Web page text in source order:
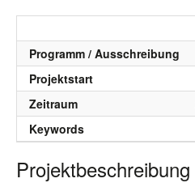
Programm / Ausschreibung
Projektstart
Zeitraum
Keywords
Projektbeschreibung